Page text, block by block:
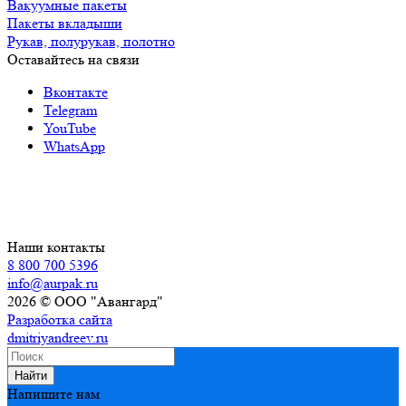
Вакуумные пакеты
Пакеты вкладыши
Рукав, полурукав, полотно
Оставайтесь на связи
Вконтакте
Telegram
YouTube
WhatsApp
Наши контакты
8 800 700 5396
info@aurpak.ru
2026 © ООО "Авангард"
Разработка сайта
dmitriyandreev.ru
Найти
Напишите нам